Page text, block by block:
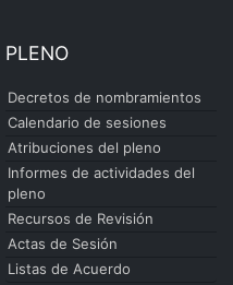
PLENO
Decretos de nombramientos
Calendario de sesiones
Atribuciones del pleno
Informes de actividades del
pleno
Recursos de Revisión
Actas de Sesión
Listas de Acuerdo